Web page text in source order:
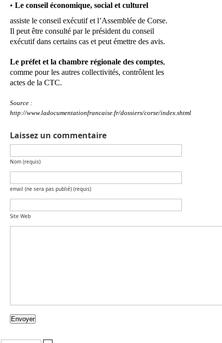
• Le conseil économique, social et culturel
assiste le conseil exécutif et l’Assemblée de Corse.
Il peut être consulté par le président du conseil
exécutif dans certains cas et peut émettre des avis.
Le préfet et la chambre régionale des comptes,
comme pour les autres collectivités, contrôlent les
actes de la CTC.
Source :
http://www.ladocumentationfrancaise.fr/dossiers/corse/index.shtml
Laissez un commentaire
Nom (requis)
email (ne sera pas publié) (requis)
Site Web